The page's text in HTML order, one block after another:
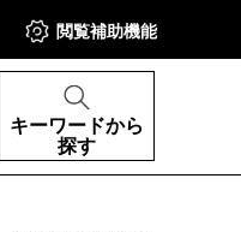
閲覧補助機能
キーワードから
探す